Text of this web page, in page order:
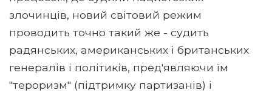
злочинців, новий світовий режим
проводить точно такий же - судить
радянських, американських і британських
генералів і політиків, пред'являючи їм
"тероризм" (підтримку партизанів) і